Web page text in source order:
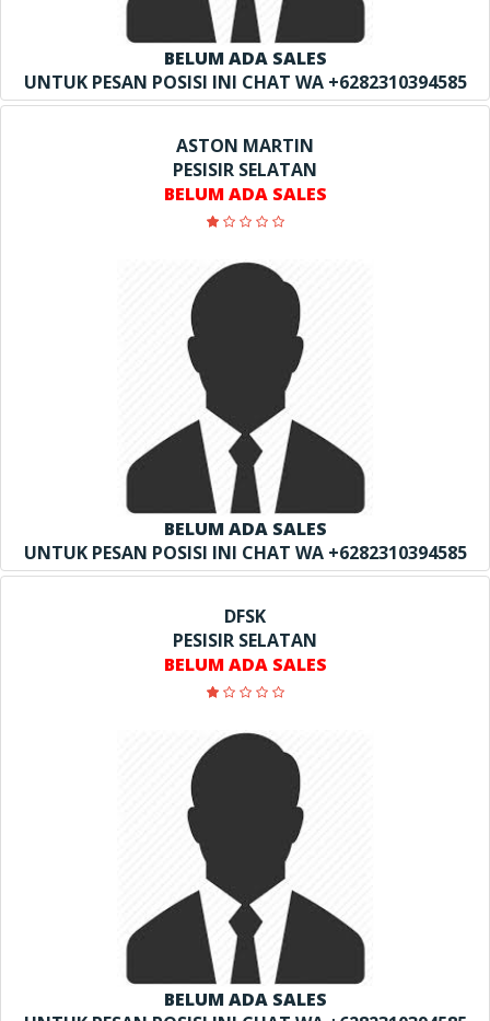
BELUM ADA SALES
UNTUK PESAN POSISI INI CHAT WA +6282310394585
ASTON MARTIN
PESISIR SELATAN
BELUM ADA SALES
BELUM ADA SALES
UNTUK PESAN POSISI INI CHAT WA +6282310394585
DFSK
PESISIR SELATAN
BELUM ADA SALES
BELUM ADA SALES